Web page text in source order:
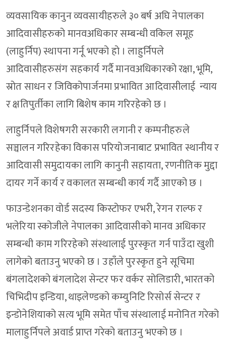
व्यवसायिक कानुन व्यवसायीहरुले ३० बर्ष अघि नेपालका
आदिवासीहरुको मानवअधिकार सम्बन्धी वकिल समूह
(लाहुर्निप) स्थापना गर्नू भएको हो । लाहुर्निपले
आदिवासीहरुसंग सहकार्य गर्दै मानवअधिकारको रक्षा, भूमि,
स्रोत साधन र जिविकोपार्जनमा प्रभावित आदिवासीलाई न्याय
र क्षतिपुर्तीका लागि बिशेष काम गरिरहेको छ ।
लाहुर्निपले विशेषगरी सरकारी लगानी र कम्पनीहरुले
सञ्चालन गरिरहेका विकास परियोजनाबाट प्रभावित स्थानीय र
आदिवासी समुदायका लागि कानुनी सहायता, रणनीतिक मुद्दा
दायर गर्ने कार्य र वकालत सम्बन्धी कार्य गर्दै आएको छ ।
फाउन्डेशनका वोर्ड सदस्य किस्टोफर एभरी, रेगन राल्फ र
भलेरिया स्कोजीले नेपालका आदिवासीको मानव अधिकार
सम्बन्धी काम गरिरहेको संस्थालाई पुरस्कृत गर्न पाउँदा खुशी
लागेको बताउनु भएको छ । उहाँले पुरस्कृत हुने सूचिमा
बंगलादेशको बंगलादेश सेन्टर फर वर्कर सोलिडारी, भारतको
चिभिदीप इन्डिया, थाइलेण्डको कम्युनिटि रिसोर्स सेन्टर र
इन्डोनेशियाको सत्य भूमि समेत पाँच संस्थालाई मनोनित गरेको
मालाहुर्निपले अवार्ड प्राप्त गरेको बताउनु भएको छ ।